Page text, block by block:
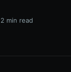
się przyjemnym
Ich działanie
prowadzących
2 min read